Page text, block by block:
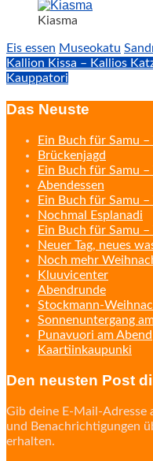
Kiasma
Eis essen Museokatu
Post
navigation
Kallion Kissa – Kallios
Kauppatori
Das Neuste
Ein Buch für Samu –
Brückenjagd
Ein Buch für Samu –
Abendessen
Ein Buch für Samu –
Nochmal Esplanadi
Ein Buch für Samu –
Neuer Tag, neues
Noch mehr
Kluuvicenter
Abendrunde
Stockmann-
Sonnenuntergang
Punavuori am Abend
Kaartiinkaupunki
Den neusten Post
Gib deine E-Mail-Adresse
und Benachrichtigungen
erhalten.